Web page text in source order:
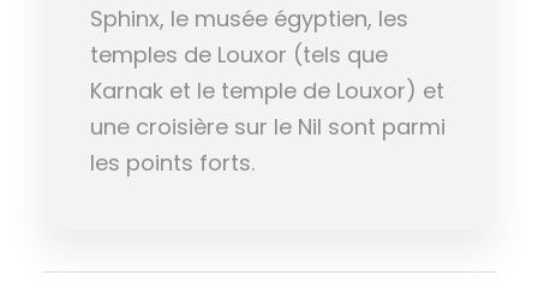
Sphinx, le musée égyptien, les
temples de Louxor (tels que
Karnak et le temple de Louxor) et
une croisière sur le Nil sont parmi
les points forts.